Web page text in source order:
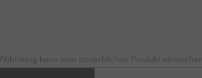
Abbildung kann vom tatsächlichen Produkt abweichen.